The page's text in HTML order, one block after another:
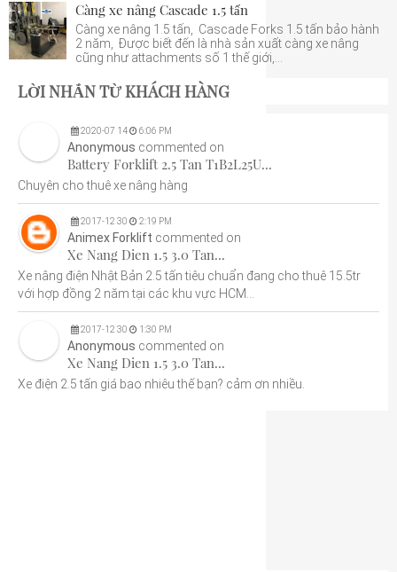
Càng xe nâng Cascade 1.5 tấn
Càng xe nâng 1.5 tấn, Cascade Forks 1.5 tấn bảo hành
2 năm, Được biết đến là nhà sản xuất càng xe nâng
cũng như attachments số 1 thế giới,...
LỜI NHẮN TỪ KHÁCH HÀNG
Anonymous commented on
Battery Forklift 2.5 Tan T1B2L25U...
2020-07 14 6:06 PM
Chuyên cho thuê xe nâng hàng
Animex Forklift commented on
Xe Nang Dien 1.5 3.0 Tan...
2017-12 30 2:19 PM
Xe nâng điện Nhật Bản 2.5 tấn tiêu chuẩn đang cho thuê 15.5tr
với hợp đồng 2 năm tại các khu vực HCM...
Anonymous commented on
Xe Nang Dien 1.5 3.0 Tan...
2017-12 30 1:30 PM
Xe điện 2.5 tấn giá bao nhiêu thế bạn? cảm ơn nhiều.